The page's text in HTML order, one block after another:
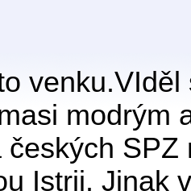
modrým
českých
Istrii. Jinak